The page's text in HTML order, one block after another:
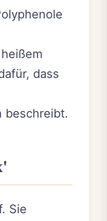
dass
beschreibt.
Sie